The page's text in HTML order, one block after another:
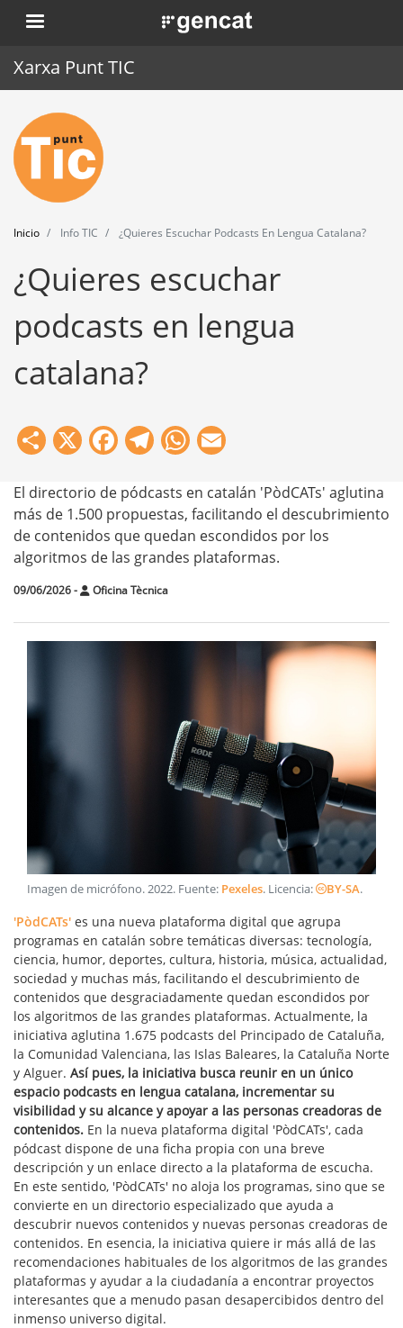
Pasar
al
. Obre en una nova finestra.
Xarxa Punt TIC
Inicio
Punt TIC
Actualidad
Agenda
Formación
Herramientas
Inicio Info TIC ¿Quieres Escuchar Podcasts En Lengua Catalana?
¿Quieres escuchar
podcasts en lengua
catalana?
Share
X Facebook
Telegram
WhatsApp
El directorio de pódcasts en catalán 'PòdCATs' aglutina
más de 1.500 propuestas, facilitando el descubrimiento
de contenidos que quedan escondidos por los
algoritmos de las grandes plataformas.
09/06/2026- Oficina Tècnica
Imagen de micrófono.2022. Fuente: Pexeles. Licencia: BY-SA.
'PòdCATs' es una nueva plataforma digital que agrupa
programas en catalán sobre temáticas diversas: tecnología,
ciencia, humor, deportes, cultura, historia, música, actualidad,
sociedad y muchas más, facilitando el descubrimiento de
contenidos que desgraciadamente quedan escondidos por
los algoritmos de las grandes plataformas. Actualmente, la
iniciativa aglutina 1.675 podcasts del Principado de Cataluña,
la Comunidad Valenciana, las Islas Baleares, la Cataluña Norte
y Alguer. Así pues, la iniciativa busca reunir en un único
espacio podcasts en lengua catalana, incrementar su
visibilidad y su alcance y apoyar a las personas creadoras de
contenidos. En la nueva plataforma digital 'PòdCATs', cada
pódcast dispone de una ficha propia con una breve
descripción y un enlace directo a la plataforma de escucha.
En este sentido, 'PòdCATs' no aloja los programas, sino que se
convierte en un directorio especializado que ayuda a
descubrir nuevos contenidos y nuevas personas creadoras de
contenidos. En esencia, la iniciativa quiere ir más allá de las
recomendaciones habituales de los algoritmos de las grandes
plataformas y ayudar a la ciudadanía a encontrar proyectos
interesantes que a menudo pasan desapercibidos dentro del
inmenso universo digital.